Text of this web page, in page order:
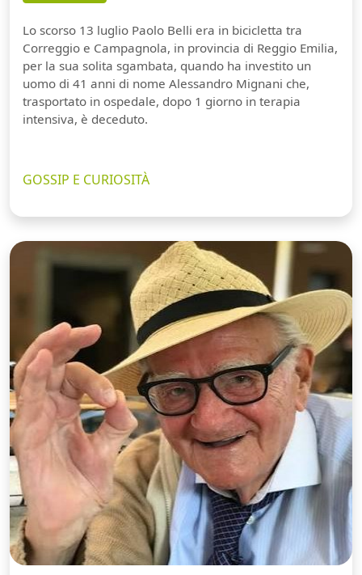
Lo scorso 13 luglio Paolo Belli era in bicicletta tra
Correggio e Campagnola, in provincia di Reggio Emilia,
per la sua solita sgambata, quando ha investito un
uomo di 41 anni di nome Alessandro Mignani che,
trasportato in ospedale, dopo 1 giorno in terapia
intensiva, è deceduto.
GOSSIP E CURIOSITÀ